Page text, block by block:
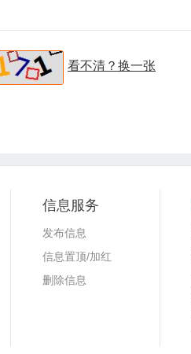
看不清？换一张
信息服务
发布信息
信息置顶/加红
删除信息